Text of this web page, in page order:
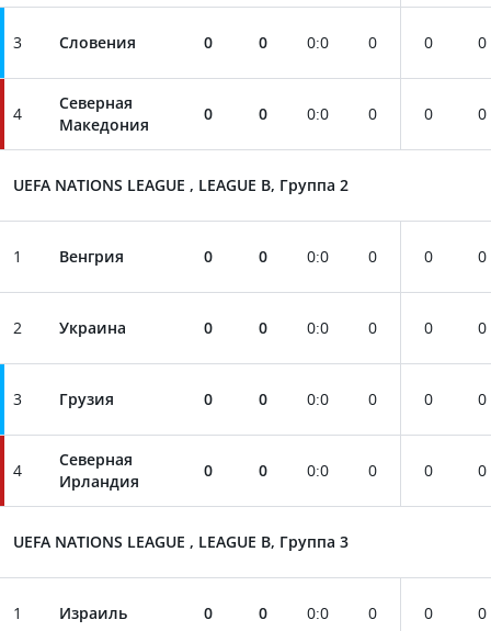
3 Словения 0 0 0:0 0 0 0
4
Северная
Македония
0 0 0:0 0 0 0
UEFA NATIONS LEAGUE , LEAGUE B, Группа 2
1 Венгрия 0 0 0:0 0 0 0
2 Украина 0 0 0:0 0 0 0
3 Грузия 0 0 0:0 0 0 0
4
Северная
Ирландия
0 0 0:0 0 0 0
UEFA NATIONS LEAGUE , LEAGUE B, Группа 3
1 Израиль 0 0 0:0 0 0 0